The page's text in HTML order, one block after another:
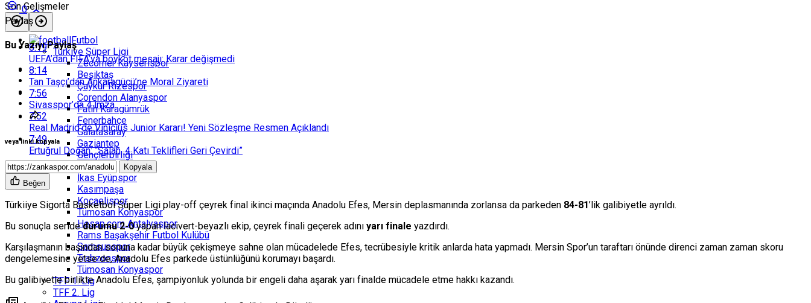
Futbol
Türkiye Süper Ligi
Zecorner Kayserispor
Beşiktaş
Çaykur Rizespor
Corendon Alanyaspor
Fatih Karagümrük
Fenerbahçe
Galatasaray
Gaziantep
Gençlerbirliği
Göztepe
İkas Eyüpspor
Kasımpaşa
Kocaelispor
Tümosan Konyaspor
Hesap.com Antalyaspor
Rams Başakşehir Futbol Kulübü
Samsunspor
Trabzonspor
Tümosan Konyaspor
TFF 1. Lig
TFF 2. Lig
Son Gelişmeler
8:19
UEFA’dan FIFA’ya boykot mesajı: Karar değişmedi
8:14
Tan Taşçı’dan Ankaragücü’ne Moral Ziyareti
7:56
Sivasspor’da 4 İmza
7:52
Real Madrid’de Vinicius Junior Kararı! Yeni Sözleşme Resmen Açıklandı
7:49
Ertuğrul Doğan: “Salah, 4 Katı Teklifleri Geri Çevirdi”
0
Paylaş
Bu Yazıyı Paylaş
veya linki kopyala
Kopyala
Beğen
Türkiiye Sigorta Basketbol Süper Ligi play-off çeyrek final ikinci maçında Anadolu Efes, Mersin deplasmanında zorlansa da parkeden 84-81’lik galibiyetle ayrıldı.
Bu sonuçla seridedurumu 2-0yapan lacivert-beyazlı ekip, çeyrek finali geçerek adını yarı finale yazdırdı.
Karşılaşmanın başından sonuna kadar büyük çekişmeye sahne olan mücadelede Efes, tecrübesiyle kritik anlarda hata yapmadı. Mersin Spor’un taraftarı önünde direnci zaman zaman skoru
dengelemesine yetse de, Anadolu Efes parkede üstünlüğünü korumayı başardı.
Bu galibiyetle birlikte Anadolu Efes, şampiyonluk yolunda bir engeli daha aşarak yarı finalde mücadele etme hakkı kazandı.